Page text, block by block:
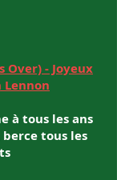
Over) - Joyeux
Lennon
à tous les ans
tous les